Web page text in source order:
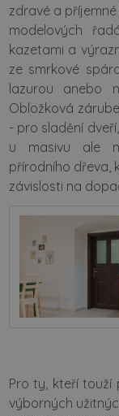
zdravé a příjemné
modelových
kazetami a
ze smrkové
lazurou anebo
Obložková
- pro sladění
u masivu ale
přírodního dřeva,
závislosti na
Pro ty, kteří touží
výborných